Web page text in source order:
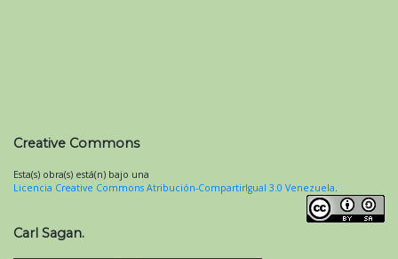
Creative Commons
Esta(s) obra(s) está(n) bajo una
Licencia Creative Commons Atribución-CompartirIgual 3.0 Venezuela.
Carl Sagan.